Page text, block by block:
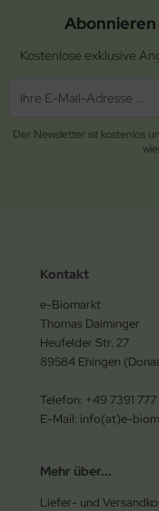
Kostenlose exklusive
Der Newsletter ist kostenlos
Kontakt
e-Biomarkt
Thomas Daiminger
Heufelder Str. 27
89584 Ehingen
Telefon: +49 7391 777
E-Mail: info(at)e-
Mehr über...
Liefer- und